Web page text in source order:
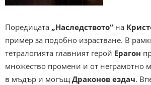
Поредицата „Наследството“ на
пример за подобно израстване. В
тетралогията главният герой Ерагон
множество промени и от неграмотно
в мъдър и могъщДраконов ездач.